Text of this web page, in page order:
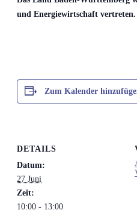
und Energiewirtschaft vertreten.
Zum Kalender
DETAILS
Datum:
27 Juni
Zeit:
10:00 - 13:00